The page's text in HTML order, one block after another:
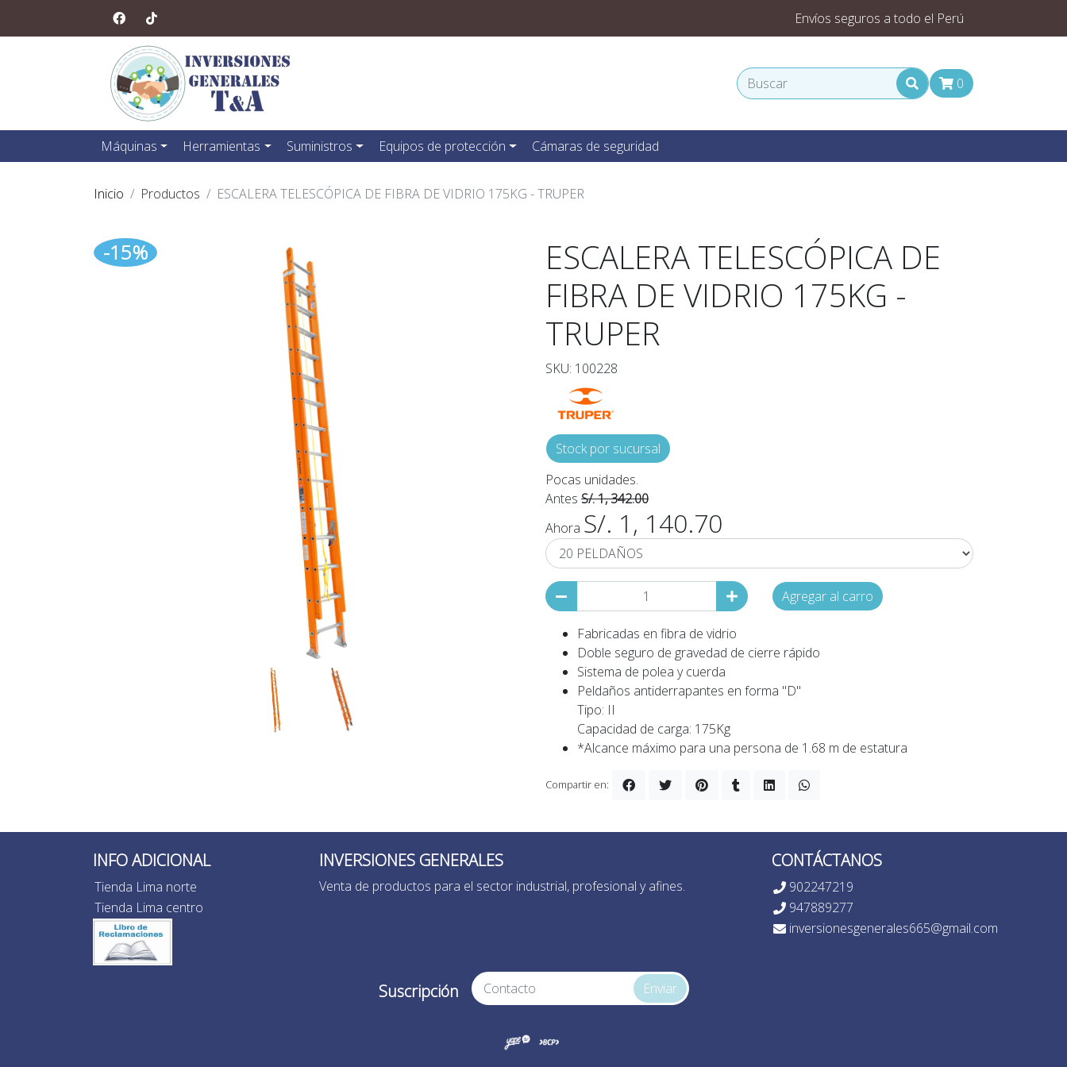
Envíos seguros a todo el Perú
0
Máquinas Herramientas Suministros Equipos de protección Cámaras de seguridad
Inicio Productos ESCALERA TELESCÓPICA DE FIBRA DE VIDRIO 175KG - TRUPER
-15%
ESCALERA TELESCÓPICA DE
FIBRA DE VIDRIO 175KG -
TRUPER
SKU: 100228
Stock por sucursal
Pocas unidades.
Antes S/. 1, 342.00
Ahora S/. 1, 140.70
Agregar al carro
Fabricadas en fibra de vidrio
Doble seguro de gravedad de cierre rápido
Sistema de polea y cuerda
Peldaños antiderrapantes en forma "D"
Tipo: II
Capacidad de carga: 175Kg
*Alcance máximo para una persona de 1.68 m de estatura
Compartir en:
INFO ADICIONAL
Tienda Lima norte
Tienda Lima centro
INVERSIONES GENERALES
Venta de productos para el sector industrial, profesional y afines.
CONTÁCTANOS
902247219
947889277
inversionesgenerales665@gmail.com
Suscripción Enviar